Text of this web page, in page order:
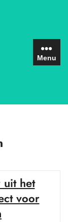
Menu
het
voor